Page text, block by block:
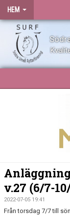
HEM
ANLÄGGNING
BLI MEDLEM
v.27 (6/7-
2022-07-05 19:41
Från torsdag 7/7 till